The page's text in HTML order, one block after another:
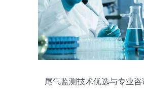
尾气监测技术优选与专业